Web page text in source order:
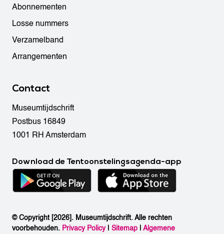
Abonnementen
Losse nummers
Verzamelband
Arrangementen
Contact
Museumtijdschrift
Postbus 16849
1001 RH Amsterdam
Download de Tentoonstelingsagenda-app
© Copyright [2026]. Museumtijdschrift. Alle rechten
voorbehouden. Privacy Policy| Sitemap |Algemene